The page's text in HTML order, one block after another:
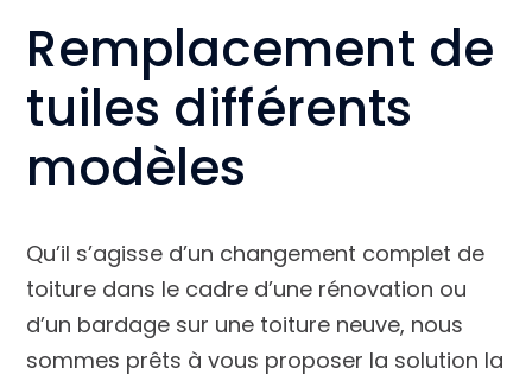
Remplacement de
tuiles différents
modèles
Qu’il s’agisse d’un changement complet de
toiture dans le cadre d’une rénovation ou
d’un bardage sur une toiture neuve, nous
sommes prêts à vous proposer la solution la